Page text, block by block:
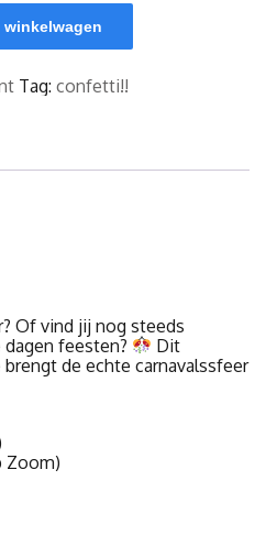
winkelwagen
Tag: confetti!!
Of vind jij nog steeds
feesten?
Dit
de echte carnavalssfeer
Zoom)